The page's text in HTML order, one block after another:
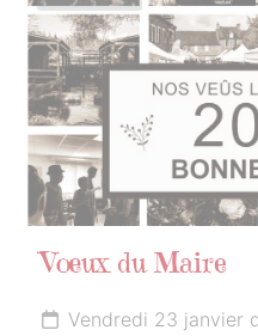
Vœux du Maire
Vendredi 23 janvier